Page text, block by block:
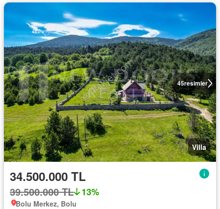
45resimler
Villa
34.500.000 TL
39.500.000 TL 13%
Bolu Merkez, Bolu